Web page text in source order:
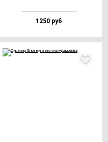
1250 руб